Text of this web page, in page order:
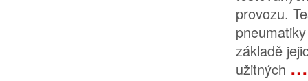
provozu.
základě
užitných …